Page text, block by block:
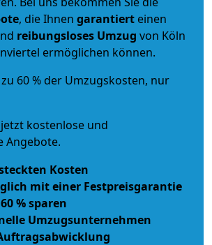
, die Ihnen garantiert einen
reibungsloses Umzug von Köln
ermöglichen können.
60 % der Umzugskosten, nur
kostenlose und
Angebote.
Kosten
mit einer Festpreisgarantie
% sparen
Umzugsunternehmen